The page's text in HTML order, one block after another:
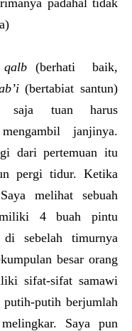
padahal tidak
qalb (berhati baik,
(bertabiat santun)
saja tuan harus
janjinya.
dari pertemuan itu
pergi tidur. Ketika
melihat sebuah
4 buah pintu
di sebelah timurnya
besar orang
sifat-sifat samawi
putih berjumlah
Saya pun